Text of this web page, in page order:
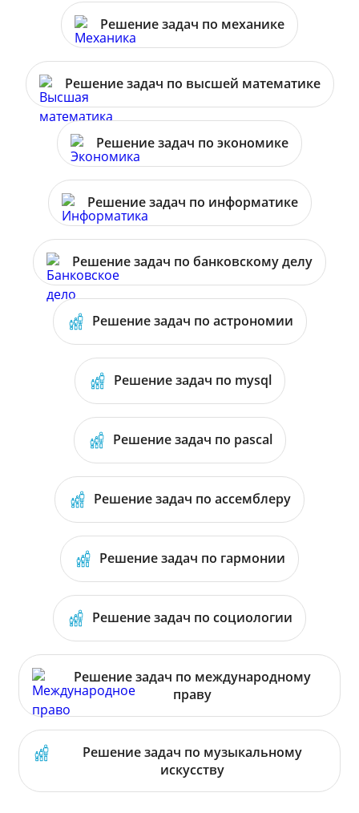
Решение задач по механике
Решение задач по высшей математике
Решение задач по экономике
Решение задач по информатике
Решение задач по банковскому делу
Решение задач по астрономии
Решение задач по mysql
Решение задач по pascal
Решение задач по ассемблеру
Решение задач по гармонии
Решение задач по социологии
Решение задач по международному
праву
Решение задач по музыкальному
искусству